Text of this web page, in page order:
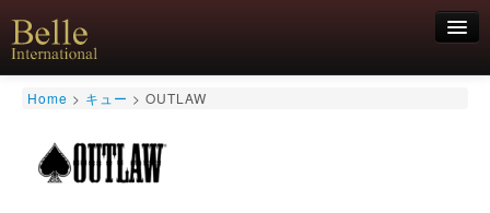
新規会員登録
HOME
Home > キュー > OUTLAW